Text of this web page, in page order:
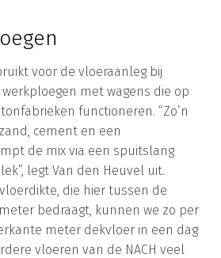
voor de vloeraanleg bij
met wagens die op
functioneren. “Zo’n
cement en een
de mix via een spuitslang
legt Van den Heuvel uit.
die hier tussen de
bedraagt, kunnen we zo per
meter dekvloer in een dag
vloeren van de NACH veel